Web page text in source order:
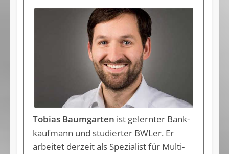
Tobias Baumgar­ten ist gelern­ter Bank­
kauf­mann und studier­ter BWLer. Er
arbeitet derzeit als­ Spezia­list für Multi­